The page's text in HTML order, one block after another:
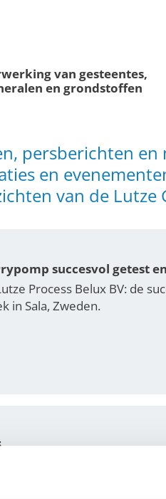
van gesteentes,
en grondstoffen
persberichten
en
van de Lutze
succesvol getest
Process Belux BV: de
in Sala, Zweden.
belangrijkste